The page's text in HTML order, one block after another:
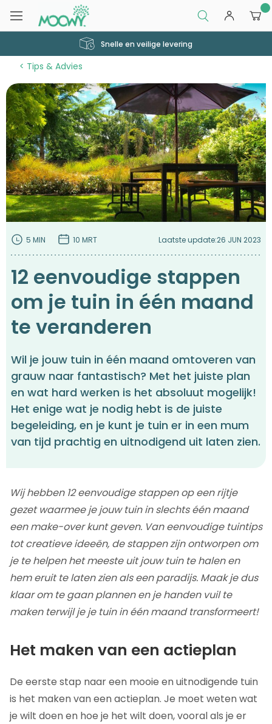
Snelle en veilige levering
Tips & Advies
5 MIN 10 MRT Laatste update:26 JUN 2023
12 eenvoudige stappen
om je tuin in één maand
te veranderen
Wil je jouw tuin in één maand omtoveren van
grauw naar fantastisch? Met het juiste plan
en wat hard werken is het absoluut mogelijk!
Het enige wat je nodig hebt is de juiste
begeleiding, en je kunt je tuin er in een mum
van tijd prachtig en uitnodigend uit laten zien.
Wij hebben 12 eenvoudige stappen op een rijtje
gezet waarmee je jouw tuin in slechts één maand
een make-over kunt geven. Van eenvoudige tuintips
tot creatieve ideeën, de stappen zijn ontworpen om
je te helpen het meeste uit jouw tuin te halen en
hem eruit te laten zien als een paradijs. Maak je dus
klaar om te gaan plannen en je handen vuil te
maken terwijl je je tuin in één maand transformeert!
Het maken van een actieplan
De eerste stap naar een mooie en uitnodigende tuin
is het maken van een actieplan. Je moet weten wat
je wilt doen en hoe je het wilt doen, vooral als je er